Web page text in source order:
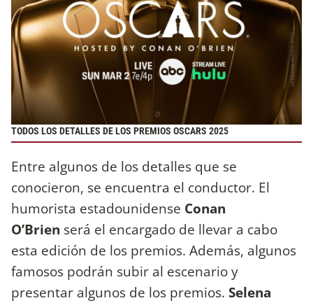
TODOS LOS DETALLES DE LOS PREMIOS OSCARS 2025
Entre algunos de los detalles que se
conocieron, se encuentra el conductor. El
humorista estadounidense Conan
O’Brien será el encargado de llevar a cabo
esta edición de los premios. Además, algunos
famosos podrán subir al escenario y
presentar algunos de los premios. Selena